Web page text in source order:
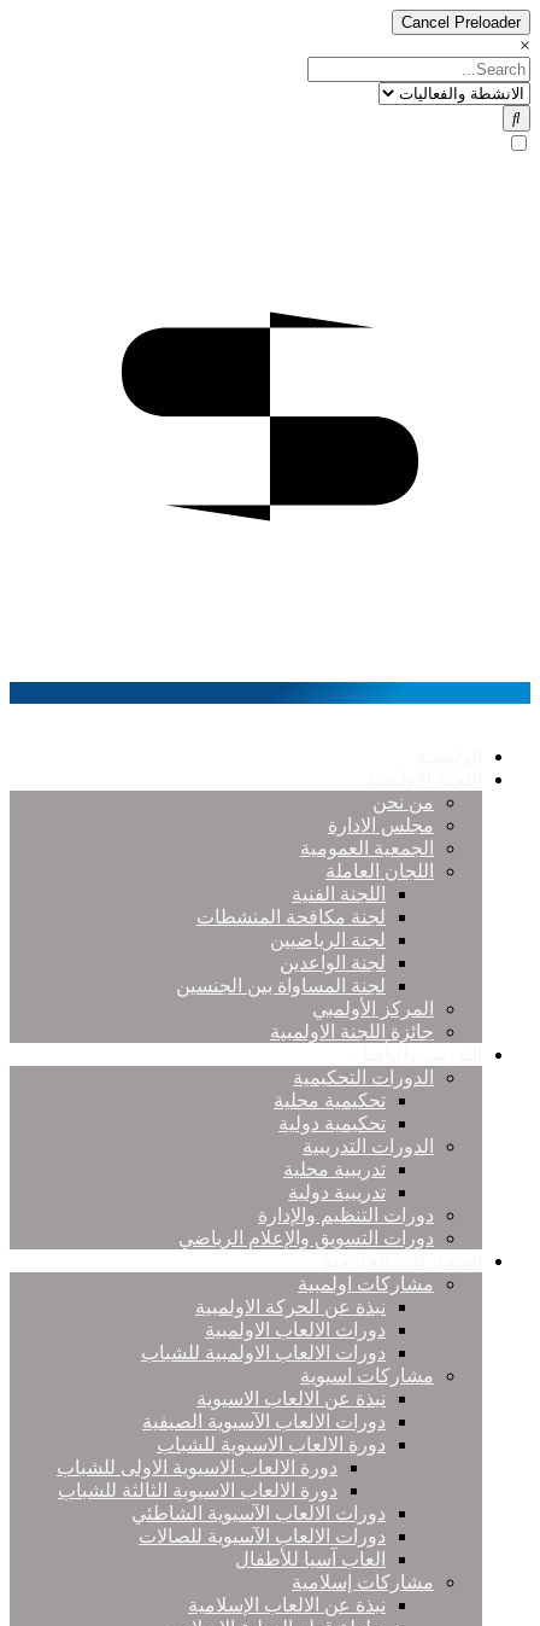
Cancel Preloader
×
من نحن
مجلس الادارة
الجمعية العمومية
اللجان العاملة
اللجنة الفنية
لجنة مكافحة المنشطات
لجنة الرياضيين
لجنة الواعدين
لجنة المساواة بين الجنسين
المركز الأولمبي
جائزة اللجنة الاولمبية
الدورات التحكيمية
تحكيمية محلية
تحكيمية دولية
الدورات التدريبية
تدريبية محلية
تدريبية دولية
دورات التنظيم والإدارة
دورات التسويق والإعلام الرياضي
مشاركات اولمبية
نبذة عن الحركة الاولمبية
دورات الالعاب الاولمبية
دورات الالعاب الاولمبية للشباب
مشاركات اسيوية
نبذة عن الالعاب الاسيوية
دورات الالعاب الآسيوية الصيفية
دورة الالعاب الاسيوية للشباب
دورة الالعاب الاسيوية الاولى للشباب
دورة الالعاب الاسيوية الثالثة للشباب
دورات الالعاب الآسيوية الشاطئي
دورات الالعاب الآسيوية للصالات
العاب آسيا للأطفال
مشاركات إسلامية
نبذة عن الالعاب الإسلامية